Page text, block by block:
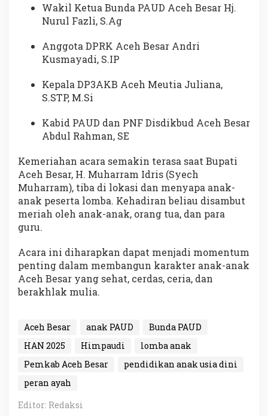
Wakil Ketua Bunda PAUD Aceh Besar Hj.
Nurul Fazli, S.Ag
Anggota DPRK Aceh Besar Andri
Kusmayadi, S.IP
Kepala DP3AKB Aceh Meutia Juliana,
S.STP, M.Si
Kabid PAUD dan PNF Disdikbud Aceh Besar
Abdul Rahman, SE
Kemeriahan acara semakin terasa saat Bupati
Aceh Besar, H. Muharram Idris (Syech
Muharram), tiba di lokasi dan menyapa anak-
anak peserta lomba. Kehadiran beliau disambut
meriah oleh anak-anak, orang tua, dan para
guru.
Acara ini diharapkan dapat menjadi momentum
penting dalam membangun karakter anak-anak
Aceh Besar yang sehat, cerdas, ceria, dan
berakhlak mulia.
Aceh Besar anak PAUD
Bunda PAUD
HAN 2025
Himpaudi
lomba anak
Pemkab Aceh Besar
pendidikan anak usia dini
peran ayah
Editor: Redaksi